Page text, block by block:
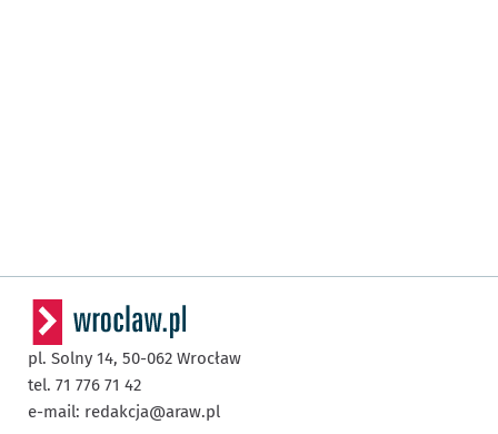
pl. Solny 14, 50-062 Wrocław
tel. 71 776 71 42
e-mail: redakcja@araw.pl